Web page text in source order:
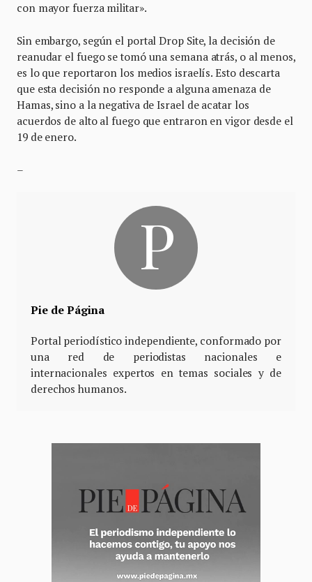
con mayor fuerza militar».
Sin embargo, según el portal Drop Site, la decisión de
reanudar el fuego se tomó una semana atrás, o al menos,
es lo que reportaron los medios israelís. Esto descarta
que esta decisión no responde a alguna amenaza de
Hamas, sino a la negativa de Israel de acatar los
acuerdos de alto al fuego que entraron en vigor desde el
19 de enero.
–
Pie de Página
Portal periodístico independiente, conformado por
una red de periodistas nacionales e
internacionales expertos en temas sociales y de
derechos humanos.